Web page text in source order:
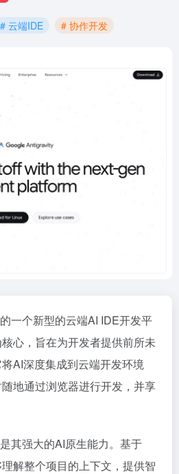
# 云端IDE # 协作开发
一个新型的云端AI IDE开发平
心，旨在为开发者提供前所未
AI深度集成到云端开发环境
地通过浏览器进行开发，并享
其强大的AI原生能力。基于
解整个项目的上下文，提供智